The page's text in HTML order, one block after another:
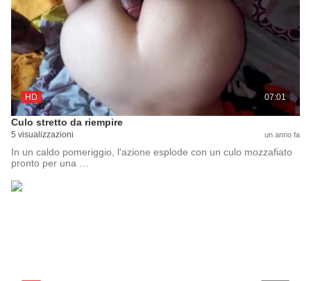
HD 07:01
Culo stretto da riempire
5 visualizzazioni un anno fa
In un caldo pomeriggio, l'azione esplode con un culo mozzafiato
pronto per una …